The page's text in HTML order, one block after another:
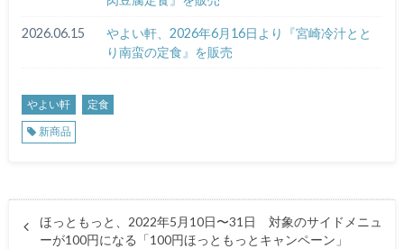
2026.06.15
やよい軒、2026年6月16日より『宮崎冷汁とと
り南蛮の定食』を販売
やよい軒
定食
新商品
ほっともっと、2022年5月10日〜31日 対象のサイドメニュ
ーが100円になる「100円ほっともっとキャンペーン」